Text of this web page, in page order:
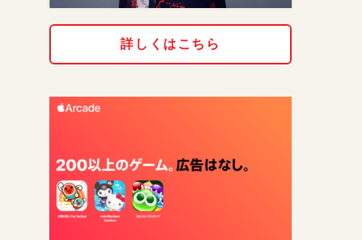
詳しくはこちら